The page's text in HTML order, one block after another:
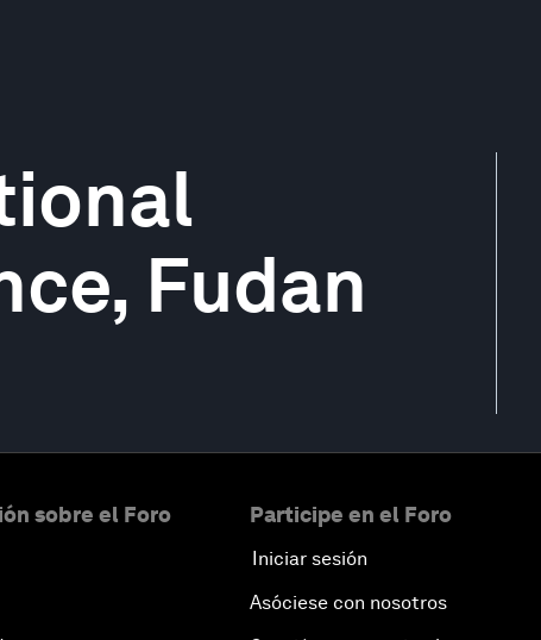
Fudan
sobre el Foro Participe en el Foro
Iniciar sesión
Asóciese con nosotros